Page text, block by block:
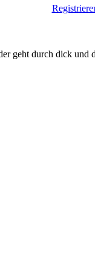
geht durch dick und